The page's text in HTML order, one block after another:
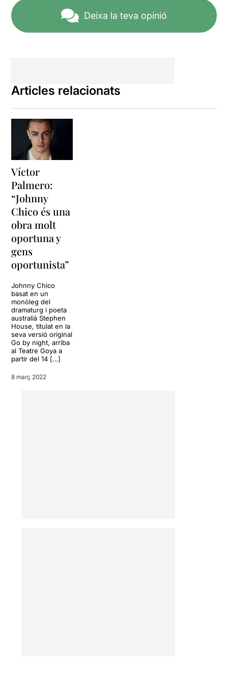
violència homòfoba, i val a
Deixa la teva opinió
Articles relacionats
Víctor
Palmero:
“Johnny
Chico és una
obra molt
oportuna y
gens
oportunista”
Johnny Chico
basat en un
monòleg del
dramaturg i poeta
australià Stephen
House, titulat en la
seva versió original
Go by night, arriba
al Teatre Goya a
partir del 14 […]
8 març 2022